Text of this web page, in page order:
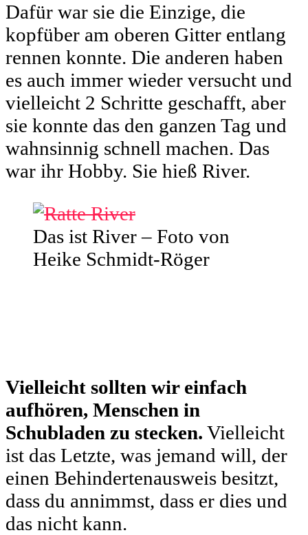
Dafür war sie die Einzige, die
kopfüber am oberen Gitter entlang
rennen konnte. Die anderen haben
es auch immer wieder versucht und
vielleicht 2 Schritte geschafft, aber
sie konnte das den ganzen Tag und
wahnsinnig schnell machen. Das
war ihr Hobby. Sie hieß River.
Das ist River – Foto von
Heike Schmidt-Röger
Vielleicht sollten wir einfach
aufhören, Menschen in
Schubladen zu stecken. Vielleicht
ist das Letzte, was jemand will, der
einen Behindertenausweis besitzt,
dass du annimmst, dass er dies und
das nicht kann.